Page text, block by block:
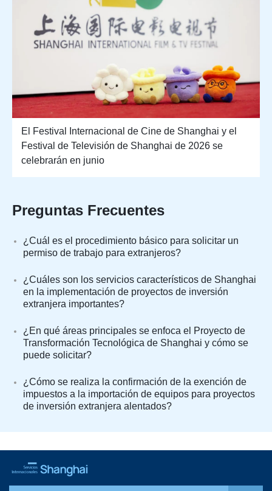
El Festival Internacional de Cine de Shanghai y el
Festival de Televisión de Shanghai de 2026 se
celebrarán en junio
Preguntas Frecuentes
¿Cuál es el procedimiento básico para solicitar un
permiso de trabajo para extranjeros?
¿Cuáles son los servicios característicos de Shanghai
en la implementación de proyectos de inversión
extranjera importantes?
¿En qué áreas principales se enfoca el Proyecto de
Transformación Tecnológica de Shanghai y cómo se
puede solicitar?
¿Cómo se realiza la confirmación de la exención de
impuestos a la importación de equipos para proyectos
de inversión extranjera alentados?